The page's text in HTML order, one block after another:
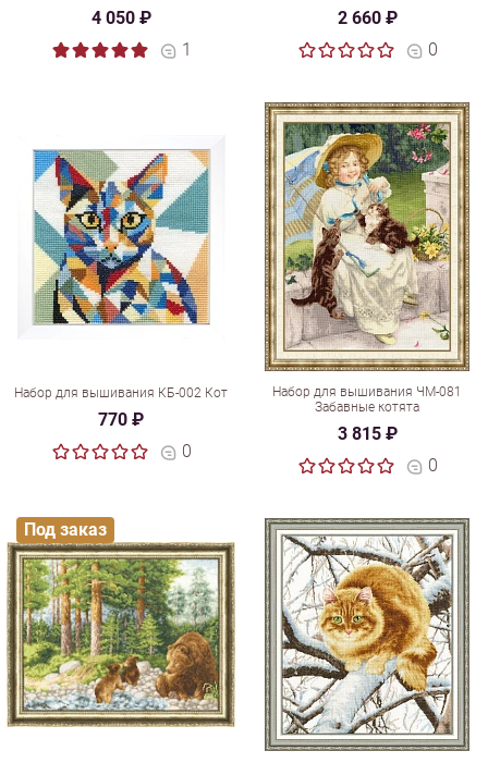
4 050 ₽
1
2 660 ₽
0
Набор для вышивания КБ-002 Кот
770 ₽
0
Набор для вышивания ЧМ-081
Забавные котята
3 815 ₽
0
Под заказ